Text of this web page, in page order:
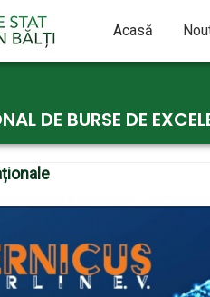
Acasă
DE BURSE DE